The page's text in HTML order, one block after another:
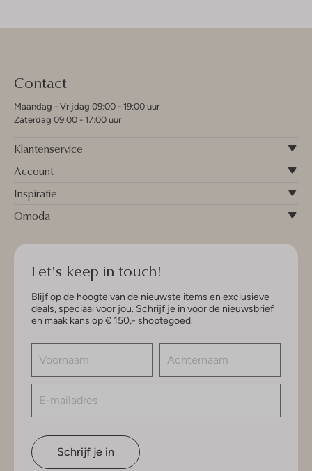
Contact
Maandag - Vrijdag 09:00 - 19:00 uur
Zaterdag 09:00 - 17:00 uur
Klantenservice
Account
Inspiratie
Omoda
Let's keep in touch!
Blijf op de hoogte van de nieuwste items en exclusieve
deals, speciaal voor jou. Schrijf je in voor de nieuwsbrief
en maak kans op € 150,- shoptegoed.
Schrijf je in